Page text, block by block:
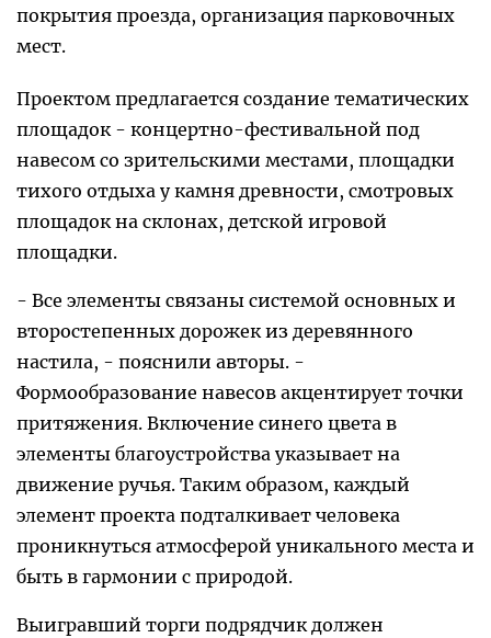
покрытия проезда, организация парковочных
мест.
Проектом предлагается создание тематических
площадок - концертно-фестивальной под
навесом со зрительскими местами, площадки
тихого отдыха у камня древности, смотровых
площадок на склонах, детской игровой
площадки.
- Все элементы связаны системой основных и
второстепенных дорожек из деревянного
настила, - пояснили авторы. -
Формообразование навесов акцентирует точки
притяжения. Включение синего цвета в
элементы благоустройства указывает на
движение ручья. Таким образом, каждый
элемент проекта подталкивает человека
проникнуться атмосферой уникального места и
быть в гармонии с природой.
Выигравший торги подрядчик должен